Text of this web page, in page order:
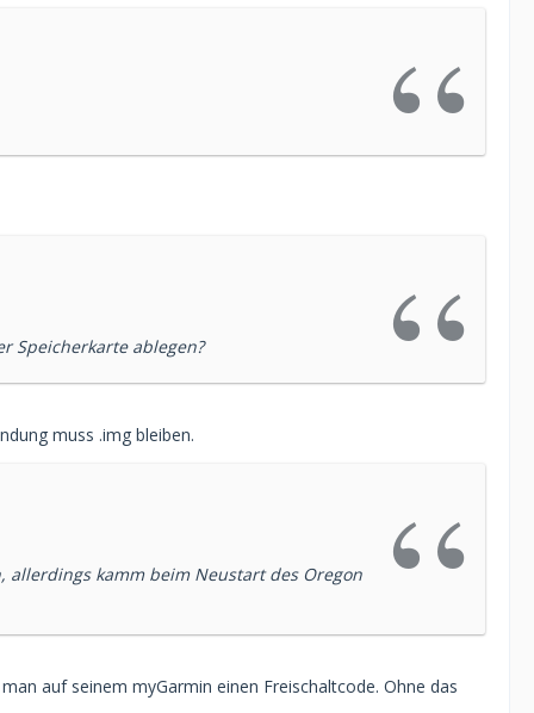
Speicherkarte ablegen?
muss .img bleiben.
kamm beim Neustart des Oregon
auf seinem myGarmin einen Freischaltcode. Ohne das